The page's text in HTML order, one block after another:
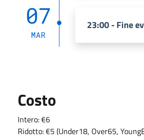
07
MAR
23:00 - Fine
Costo
Intero: €6
Ridotto: €5 (Under18, Over65,